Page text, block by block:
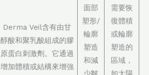
Derma Veil含有由甘
醇酸和聚乳酸組成的膠
原蛋白刺激劑。它通過
增加體積或結構來增強
面部
塑形/
輪廓
塑造
和減
需要恢
復體積
或輪廓
塑造的
區域，